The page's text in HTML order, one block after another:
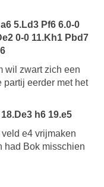
5.Ld3 Pf6 6.0-0
0-0 11.Kh1 Pbd7
wil zwart zich een
partij eerder met het
h6 19.e5
e4 vrijmaken
had Bok misschien